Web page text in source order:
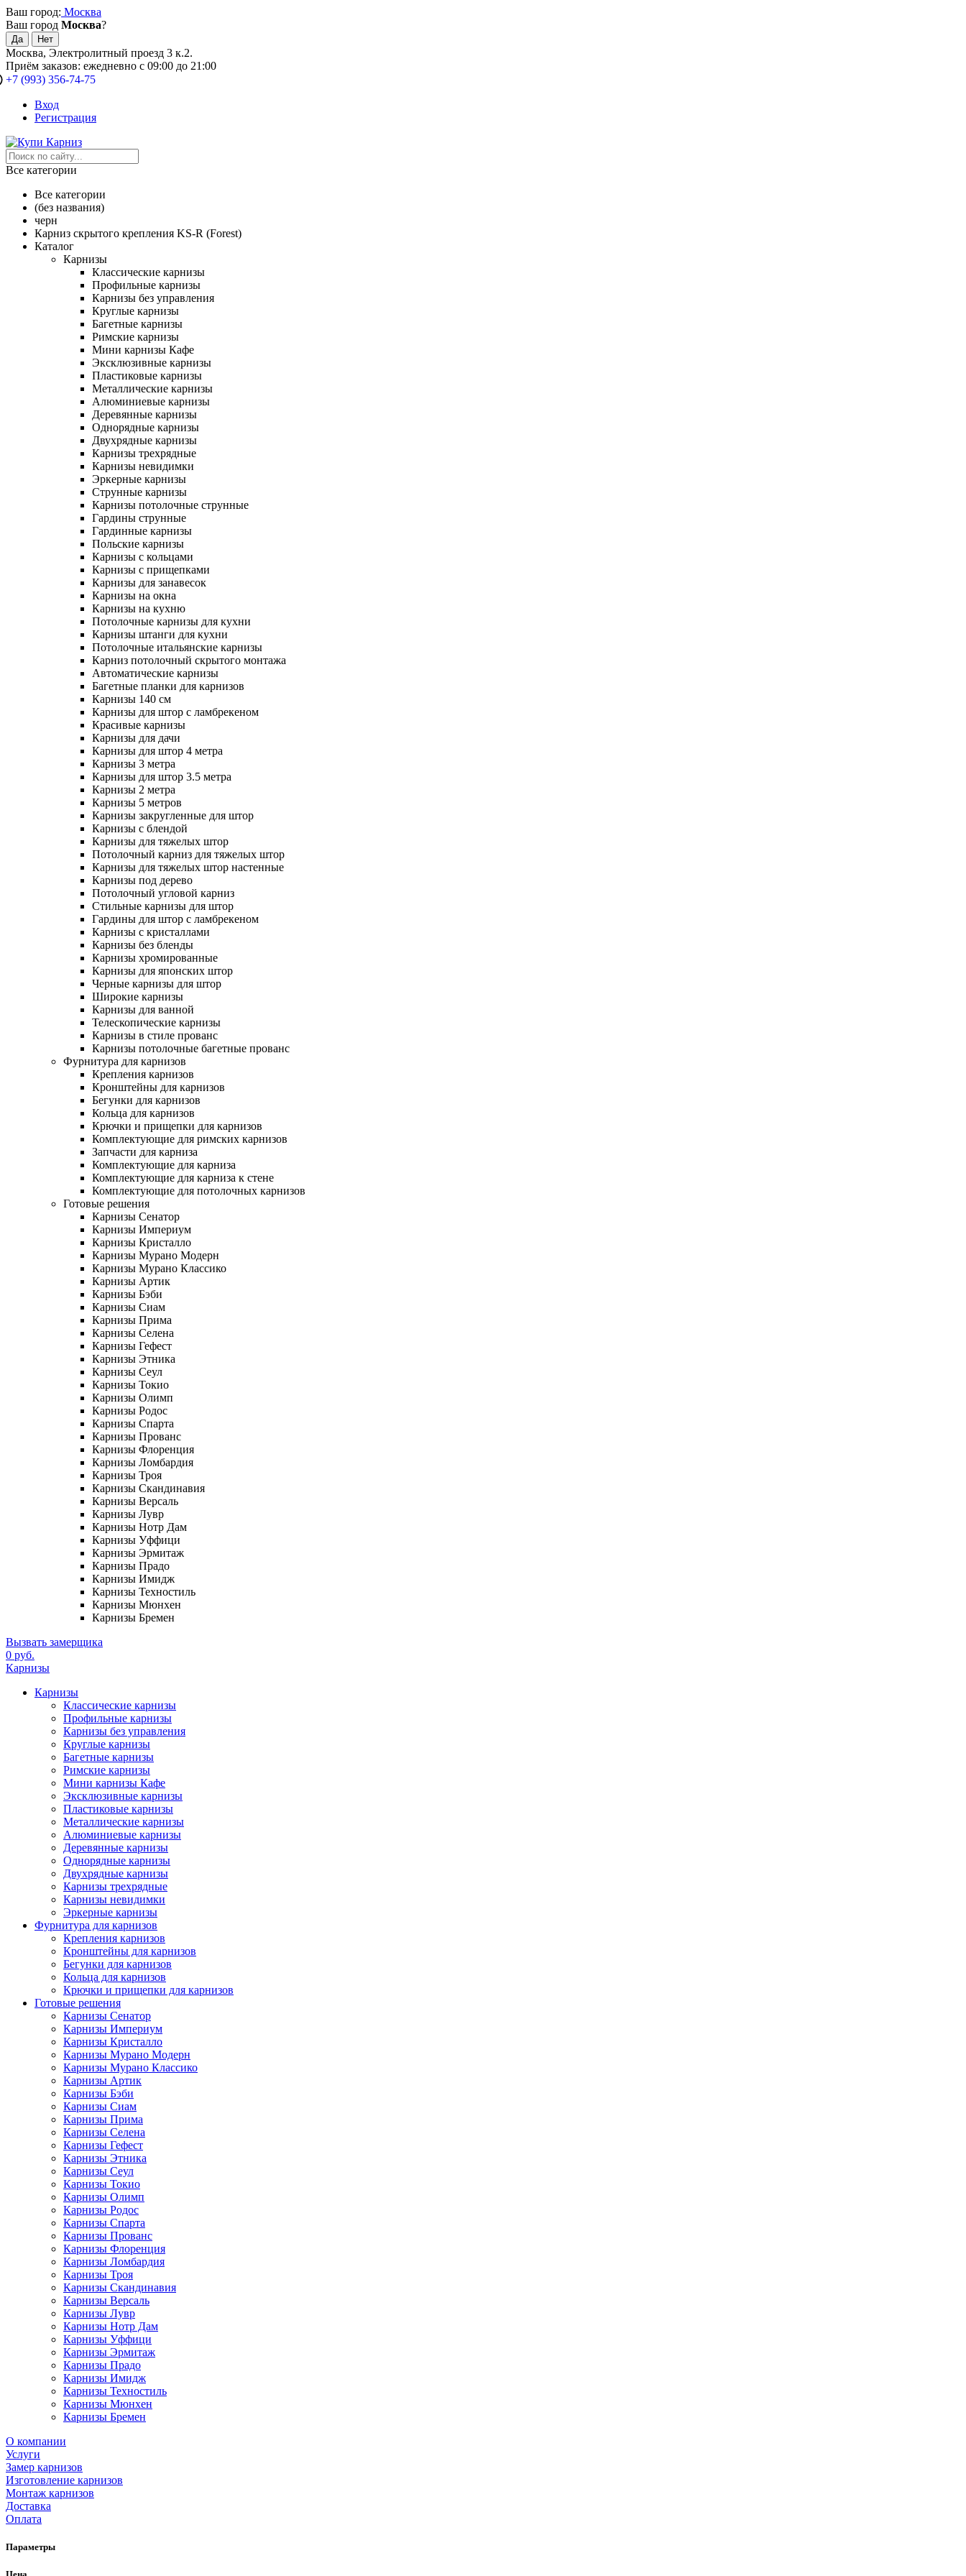
Ваш город: Москва
Ваш город Москва?
Москва, Электролитный проезд 3 к.2.
Приём заказов: ежедневно с 09:00 до 21:00
+7 (993) 356-74-75
Вход
Регистрация
Все категории
Все категории
(без названия)
черн
Карниз скрытого крепления KS-R (Forest)
Каталог
Карнизы
Классические карнизы
Профильные карнизы
Карнизы без управления
Круглые карнизы
Багетные карнизы
Римские карнизы
Мини карнизы Кафе
Эксклюзивные карнизы
Пластиковые карнизы
Металлические карнизы
Алюминиевые карнизы
Деревянные карнизы
Однорядные карнизы
Двухрядные карнизы
Карнизы трехрядные
Карнизы невидимки
Эркерные карнизы
Струнные карнизы
Карнизы потолочные струнные
Гардины струнные
Гардинные карнизы
Польские карнизы
Карнизы с кольцами
Карнизы с прищепками
Карнизы для занавесок
Карнизы на окна
Карнизы на кухню
Потолочные карнизы для кухни
Карнизы штанги для кухни
Потолочные итальянские карнизы
Карниз потолочный скрытого монтажа
Автоматические карнизы
Багетные планки для карнизов
Карнизы 140 см
Карнизы для штор с ламбрекеном
Красивые карнизы
Карнизы для дачи
Карнизы для штор 4 метра
Карнизы 3 метра
Карнизы для штор 3.5 метра
Карнизы 2 метра
Карнизы 5 метров
Карнизы закругленные для штор
Карнизы с блендой
Карнизы для тяжелых штор
Потолочный карниз для тяжелых штор
Карнизы для тяжелых штор настенные
Карнизы под дерево
Потолочный угловой карниз
Стильные карнизы для штор
Гардины для штор с ламбрекеном
Карнизы с кристаллами
Карнизы без бленды
Карнизы хромированные
Карнизы для японских штор
Черные карнизы для штор
Широкие карнизы
Карнизы для ванной
Телескопические карнизы
Карнизы в стиле прованс
Карнизы потолочные багетные прованс
Фурнитура для карнизов
Крепления карнизов
Кронштейны для карнизов
Бегунки для карнизов
Кольца для карнизов
Крючки и прищепки для карнизов
Комплектующие для римских карнизов
Запчасти для карниза
Комплектующие для карниза
Комплектующие для карниза к стене
Комплектующие для потолочных карнизов
Готовые решения
Карнизы Сенатор
Карнизы Империум
Карнизы Кристалло
Карнизы Мурано Модерн
Карнизы Мурано Классико
Карнизы Артик
Карнизы Бэби
Карнизы Сиам
Карнизы Прима
Карнизы Селена
Карнизы Гефест
Карнизы Этника
Карнизы Сеул
Карнизы Токио
Карнизы Олимп
Карнизы Родос
Карнизы Спарта
Карнизы Прованс
Карнизы Флоренция
Карнизы Ломбардия
Карнизы Троя
Карнизы Скандинавия
Карнизы Версаль
Карнизы Лувр
Карнизы Нотр Дам
Карнизы Уффици
Карнизы Эрмитаж
Карнизы Прадо
Карнизы Имидж
Карнизы Техностиль
Карнизы Мюнхен
Карнизы Бремен
Вызвать замерщика
0 руб.
Карнизы
Карнизы
Классические карнизы
Профильные карнизы
Карнизы без управления
Круглые карнизы
Багетные карнизы
Римские карнизы
Мини карнизы Кафе
Эксклюзивные карнизы
Пластиковые карнизы
Металлические карнизы
Алюминиевые карнизы
Деревянные карнизы
Однорядные карнизы
Двухрядные карнизы
Карнизы трехрядные
Карнизы невидимки
Эркерные карнизы
Фурнитура для карнизов
Крепления карнизов
Кронштейны для карнизов
Бегунки для карнизов
Кольца для карнизов
Крючки и прищепки для карнизов
Готовые решения
Карнизы Сенатор
Карнизы Империум
Карнизы Кристалло
Карнизы Мурано Модерн
Карнизы Мурано Классико
Карнизы Артик
Карнизы Бэби
Карнизы Сиам
Карнизы Прима
Карнизы Селена
Карнизы Гефест
Карнизы Этника
Карнизы Сеул
Карнизы Токио
Карнизы Олимп
Карнизы Родос
Карнизы Спарта
Карнизы Прованс
Карнизы Флоренция
Карнизы Ломбардия
Карнизы Троя
Карнизы Скандинавия
Карнизы Версаль
Карнизы Лувр
Карнизы Нотр Дам
Карнизы Уффици
Карнизы Эрмитаж
Карнизы Прадо
Карнизы Имидж
Карнизы Техностиль
Карнизы Мюнхен
Карнизы Бремен
О компании
Услуги
Замер карнизов
Изготовление карнизов
Монтаж карнизов
Доставка
Оплата
Параметры